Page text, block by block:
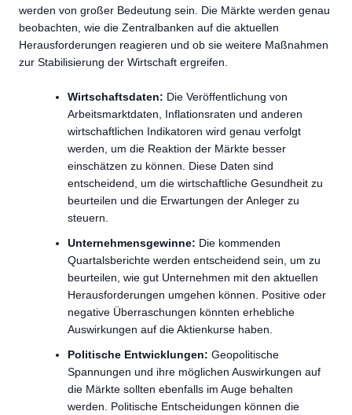
werden von großer Bedeutung sein. Die Märkte werden genau
beobachten, wie die Zentralbanken auf die aktuellen
Herausforderungen reagieren und ob sie weitere Maßnahmen
zur Stabilisierung der Wirtschaft ergreifen.
Wirtschaftsdaten: Die Veröffentlichung von
Arbeitsmarktdaten, Inflationsraten und anderen
wirtschaftlichen Indikatoren wird genau verfolgt
werden, um die Reaktion der Märkte besser
einschätzen zu können. Diese Daten sind
entscheidend, um die wirtschaftliche Gesundheit zu
beurteilen und die Erwartungen der Anleger zu
steuern.
Unternehmensgewinne: Die kommenden
Quartalsberichte werden entscheidend sein, um zu
beurteilen, wie gut Unternehmen mit den aktuellen
Herausforderungen umgehen können. Positive oder
negative Überraschungen könnten erhebliche
Auswirkungen auf die Aktienkurse haben.
Politische Entwicklungen: Geopolitische
Spannungen und ihre möglichen Auswirkungen auf
die Märkte sollten ebenfalls im Auge behalten
werden. Politische Entscheidungen können die